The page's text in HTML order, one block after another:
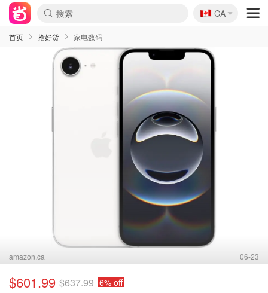
🇨🇦
CA
首页 抢好货 家电数码
amazon.ca 06-23
$601.99 $637.99 6% off